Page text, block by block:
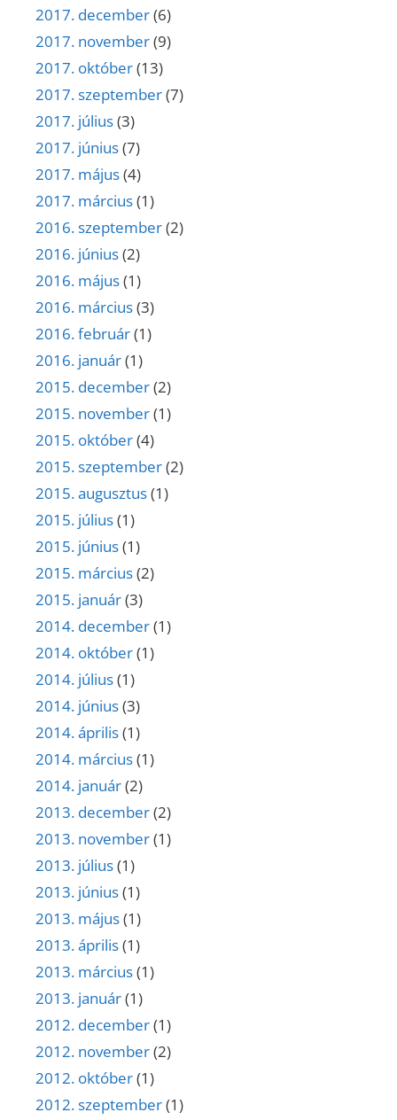
2017. december(6)
2017. november(9)
2017. október(13)
2017. szeptember(7)
2017. július(3)
2017. június(7)
2017. május(4)
2017. március(1)
2016. szeptember(2)
2016. június(2)
2016. május(1)
2016. március(3)
2016. február(1)
2016. január(1)
2015. december(2)
2015. november(1)
2015. október(4)
2015. szeptember(2)
2015. augusztus(1)
2015. július(1)
2015. június(1)
2015. március(2)
2015. január(3)
2014. december(1)
2014. október(1)
2014. július(1)
2014. június(3)
2014. április(1)
2014. március(1)
2014. január(2)
2013. december(2)
2013. november(1)
2013. július(1)
2013. június(1)
2013. május(1)
2013. április(1)
2013. március(1)
2013. január(1)
2012. december(1)
2012. november(2)
2012. október(1)
2012. szeptember(1)